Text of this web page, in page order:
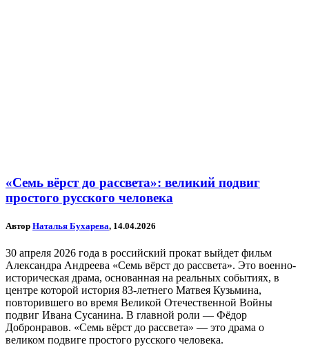
«Семь вёрст до рассвета»: великий подвиг
простого русского человека
Автор Наталья Бухарева, 14.04.2026
30 апреля 2026 года в российский прокат выйдет фильм
Александра Андреева «Семь вёрст до рассвета». Это военно-
историческая драма, основанная на реальных событиях, в
центре которой история 83-летнего Матвея Кузьмина,
повторившего во время Великой Отечественной Войны
подвиг Ивана Сусанина. В главной роли — Фёдор
Добронравов. «Семь вёрст до рассвета» — это драма о
великом подвиге простого русского человека.